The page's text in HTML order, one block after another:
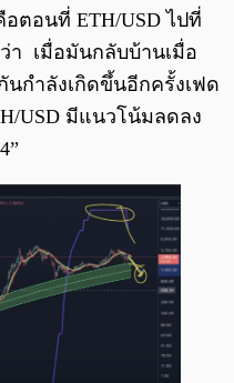
ตอนที่ ETH/USD ไปที่
า เมื่อมันกลับบ้านเมื่อ
นกำลังเกิดขึ้นอีกครั้งเฟด
USD มีแนวโน้มลดลง